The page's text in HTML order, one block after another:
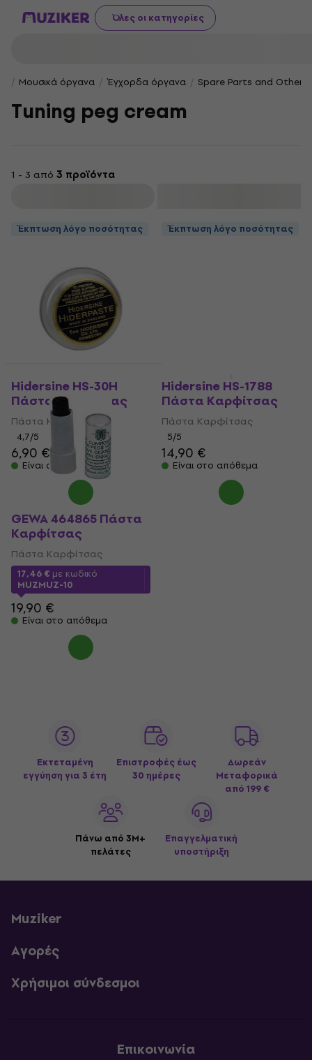
Όλες οι κατηγορίες
Μουσικά όργανα Έγχορδα όργανα Spare Parts and Other
Tuning peg cream
1 - 3 από 3 προϊόντα
Έκπτωση λόγο ποσότητας
Hidersine HS-30H
Πάστα Καρφίτσας
Πάστα Καρφίτσας
4,7/5
6,90 €
Είναι στο απόθεμα
Έκπτωση λόγο ποσότητας
Hidersine HS-1788
Πάστα Καρφίτσας
Πάστα Καρφίτσας
5/5
14,90 €
Είναι στο απόθεμα
GEWA 464865 Πάστα
Καρφίτσας
Πάστα Καρφίτσας
17,46 € με κωδικό
MUZMUZ-10
19,90 €
Είναι στο απόθεμα
Εκτεταμένη
εγγύηση για 3 έτη
Επιστροφές έως
30 ημέρες
Δωρεάν
Μεταφορικά
από 199 €
Πάνω από 3M+
πελάτες
Επαγγελματική
υποστήριξη
Muziker
Αγορές
Χρήσιμοι σύνδεσμοι
Επικοινωνία